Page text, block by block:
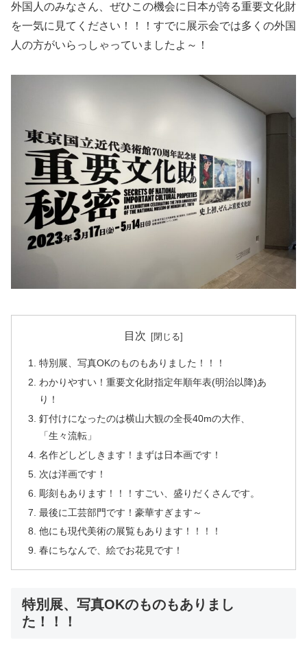
外国人のみなさん、ぜひこの機会に日本が誇る重要文化財
を一気に見てください！！！すでに展示会では多くの外国
人の方がいらっしゃっていましたよ～！
目次
特別展、写真OKのものもありました！！！
わかりやすい！重要文化財指定年順年表(明治以降)あ
り！
釘付けになったのは横山大観の全長40mの大作、
「生々流転」
名作どしどしきます！まずは日本画です！
次は洋画です！
彫刻もあります！！！すごい、盛りだくさんです。
最後に工芸部門です！豪華すぎます～
他にも現代美術の展覧もあります！！！！
春にちなんで、絵でお花見です！
特別展、写真OKのものもありまし
た！！！